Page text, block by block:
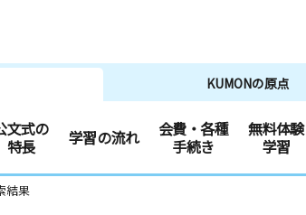
KUMONの原点
文式の
特長
学習の流れ
会費・各種
手続き
無料体験
学習
結果